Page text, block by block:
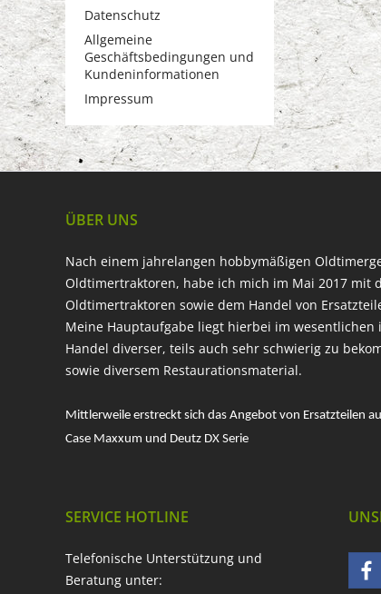
Datenschutz
Allgemeine
Geschäftsbedingungen und
Kundeninformationen
Impressum
ÜBER UNS
Nach einem jahrelangen hobbymäßigen
Oldtimertraktoren, habe ich mich im Mai 2017 mit
Oldtimertraktoren sowie dem Handel von
Meine Hauptaufgabe liegt hierbei im wesentlichen
Handel diverser, teils auch sehr schwierig zu
sowie diversem Restaurationsmaterial.
Mittlerweile erstreckt sich das Angebot von Ersatzteilen
Case Maxxum und Deutz DX Serie
SERVICE HOTLINE
Telefonische Unterstützung und
Beratung unter: